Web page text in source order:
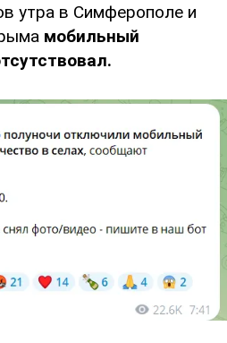
утра в Симферополе и
мобильный